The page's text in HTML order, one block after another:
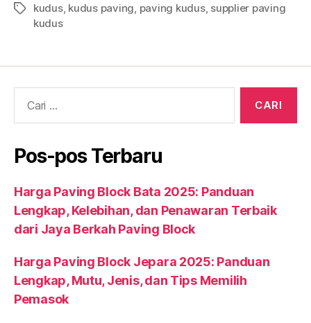
Tag kudus, kudus paving, paving kudus, supplier paving
kudus
Pos-pos Terbaru
Harga Paving Block Bata 2025: Panduan
Lengkap, Kelebihan, dan Penawaran Terbaik
dari Jaya Berkah Paving Block
Harga Paving Block Jepara 2025: Panduan
Lengkap, Mutu, Jenis, dan Tips Memilih
Pemasok